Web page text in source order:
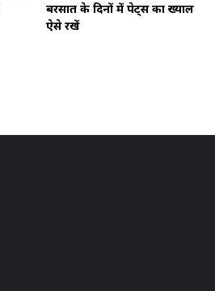
बरसात के दिनों में पेट्स का ख्याल
ऐसे रखें